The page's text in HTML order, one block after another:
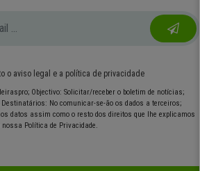
o aviso legal e a política de privacidade
Objectivo: Solicitar/receber o boletim de notícias;
No comunicar-se-ão os dados a terceiros;
datos assim como o resto dos direitos que lhe explicamos
nossa Política de Privacidade.